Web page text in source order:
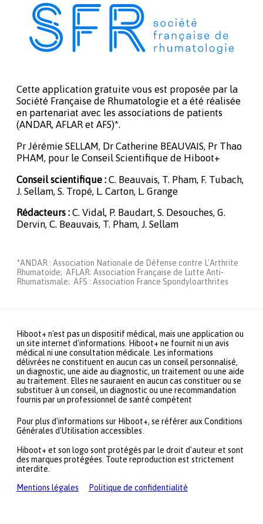
Cette application gratuite vous est proposée par la
Société Française de Rhumatologie et a été réalisée
en partenariat avec les associations de patients
(ANDAR, AFLAR et AFS)*.
Pr Jérémie SELLAM, Dr Catherine BEAUVAIS, Pr Thao
PHAM, pour le Conseil Scientifique de Hiboot+
Conseil scientifique : C. Beauvais, T. Pham, F. Tubach,
J. Sellam, S. Tropé, L. Carton, L. Grange
Rédacteurs : C. Vidal, P. Baudart, S. Desouches, G.
Dervin, C. Beauvais, T. Pham, J. Sellam
*ANDAR : Association Nationale de Défense contre L'Arthrite
Rhumatoide; AFLAR: Association Française de Lutte Anti-
Rhumatismale; AFS : Association France Spondyloarthrites
Hiboot+ n'est pas un dispositif médical, mais une application ou
un site internet d'informations. Hiboot+ ne fournit ni un avis
médical ni une consultation médicale. Les informations
délivrées ne constituent en aucun cas un conseil personnalisé,
un diagnostic, une aide au diagnostic, un traitement ou une aide
au traitement. Elles ne sauraient en aucun cas constituer ou se
substituer à un conseil, un diagnostic ou une recommandation
fournis par un professionnel de santé compétent
Pour plus d'informations sur Hiboot+, se référer aux Conditions
Générales d'Utilisation accessibles.
Hiboot+ et son logo sont protégés par le droit d'auteur et sont
des marques protégées. Toute reproduction est strictement
interdite.
Mentions légales
Politique de confidentialité